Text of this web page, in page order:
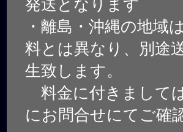
発送となります
・離島・沖縄の地域
料とは異なり、別途
生致します。
料金に付きまして
にお問合せにてご確